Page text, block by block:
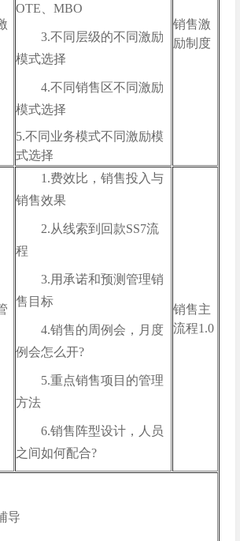
OTE、MBO
3.不同层级的不同激励
模式选择
4.不同销售区不同激励
模式选择
5.不同业务模式不同激励模
式选择
销售激
励制度
1.费效比，销售投入与
销售效果
2.从线索到回款SS7流
程
3.用承诺和预测管理销
售目标
4.销售的周例会，月度
例会怎么开?
5.重点销售项目的管理
方法
6.销售阵型设计，人员
之间如何配合?
销售主
流程1.0
导